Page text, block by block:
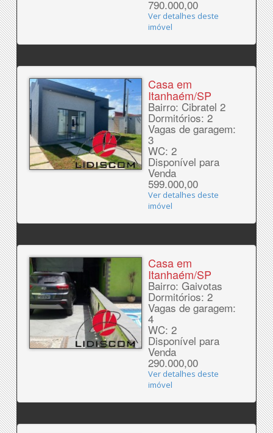
790.000,00
Ver detalhes deste
imóvel
Casa em
Itanhaém/SP
Bairro: Cibratel 2
Dormitórios: 2
Vagas de garagem:
3
WC: 2
Disponível para
Venda
599.000,00
Ver detalhes deste
imóvel
Casa em
Itanhaém/SP
Bairro: Gaivotas
Dormitórios: 2
Vagas de garagem:
4
WC: 2
Disponível para
Venda
290.000,00
Ver detalhes deste
imóvel